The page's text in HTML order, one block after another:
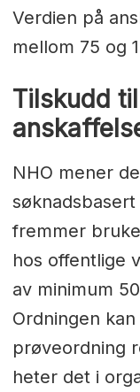
Verdien på
mellom 75 og
Tilskudd
NHO mener
fremmer
hos offentlige
av minimum
Ordningen
prøveordning
heter det i